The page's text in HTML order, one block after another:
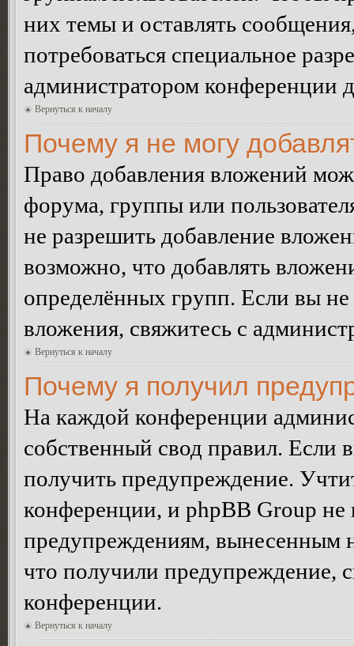
них темы и оставлять
потребоваться специальное
администратором конференции
Вернуться к началу
Почему я не могу
Право добавления вложений
форума, группы или
не разрешить добавление
возможно, что добавлять
определённых групп. Если вы не
вложения, свяжитесь с
Вернуться к началу
Почему я получил
На каждой конференции
собственный свод правил.
получить предупреждение.
конференции, и phpBB Group не
предупреждениям, вынесенным
что получили предупреждение,
конференции.
Вернуться к началу